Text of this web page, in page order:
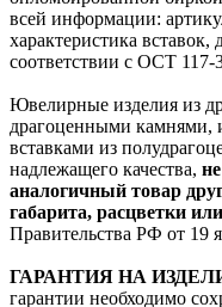
всей информации:
характеристика вставок,
соответствии с ОСТ 117-
Ювелирные изделия из
драгоценными камнями,
вставками из
надлежащего качества,
аналогичный товар
габарита, расцветки
Правительства РФ от 19
ГАРАНТИЯ НА
гарантии необходимо